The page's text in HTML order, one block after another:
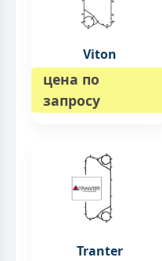
Viton
цена по
запросу
Tranter